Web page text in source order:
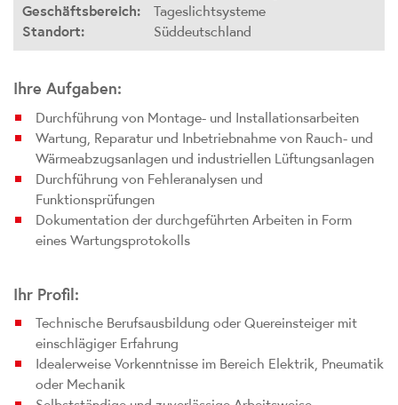
Geschäftsbereich:
Tageslichtsysteme
Standort:
Süddeutschland
Ihre Aufgaben:
Durchführung von Montage- und Installationsarbeiten
Wartung, Reparatur und Inbetriebnahme von Rauch- und
Wärmeabzugsanlagen und industriellen Lüftungsanlagen
Durchführung von Fehleranalysen und
Funktionsprüfungen
Dokumentation der durchgeführten Arbeiten in Form
eines Wartungsprotokolls
Ihr Profil:
Technische Berufsausbildung oder Quereinsteiger mit
einschlägiger Erfahrung
Idealerweise Vorkenntnisse im Bereich Elektrik, Pneumatik
oder Mechanik